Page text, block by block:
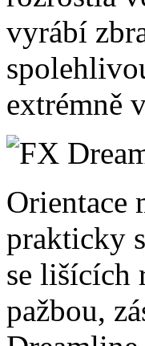
vyrábí
extrémně
Orientace
prakticky
se lišících
pažbou,